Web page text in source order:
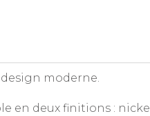
moderne.
en deux finitions : nickel